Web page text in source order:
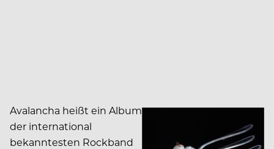
Avalancha heißt ein Album
der international
bekanntesten Rockband